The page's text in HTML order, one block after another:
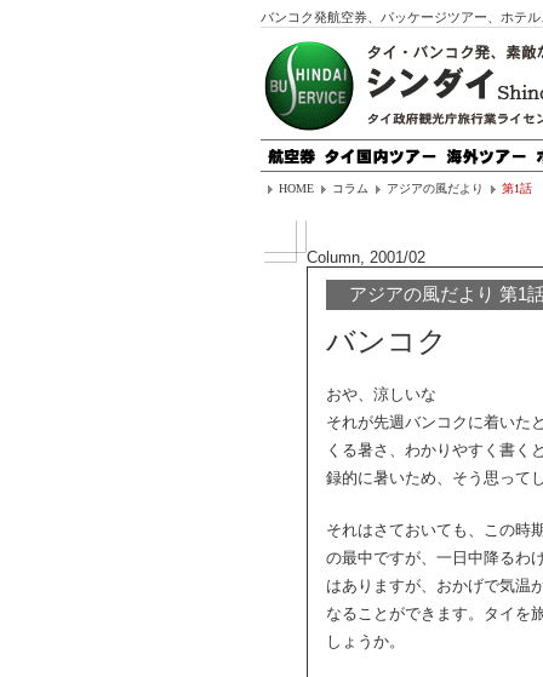
バンコク発航空券、パッケージツアー、ホテ
HOME コラム アジアの風だより 第1話
Column, 2001/02
アジアの風だより 第1
バンコク
おや、涼しいな
それが先週バンコクに着いた
くる暑さ、わかりやすく書く
録的に暑いため、そう思って
それはさておいても、この時
の最中ですが、一日中降るわ
はありますが、おかげで気温
なることができます。タイを
しょうか。